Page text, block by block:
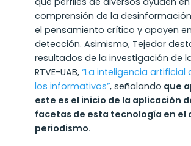
comprensión de la
el pensamiento crítico y apoyen
detección. Asimismo, Tejedor
resultados de la investigación de
RTVE-UAB, “La inteligencia artificial
los informativos”, señalando que
este es el inicio de la aplicación
facetas de esta tecnología en el
periodismo.